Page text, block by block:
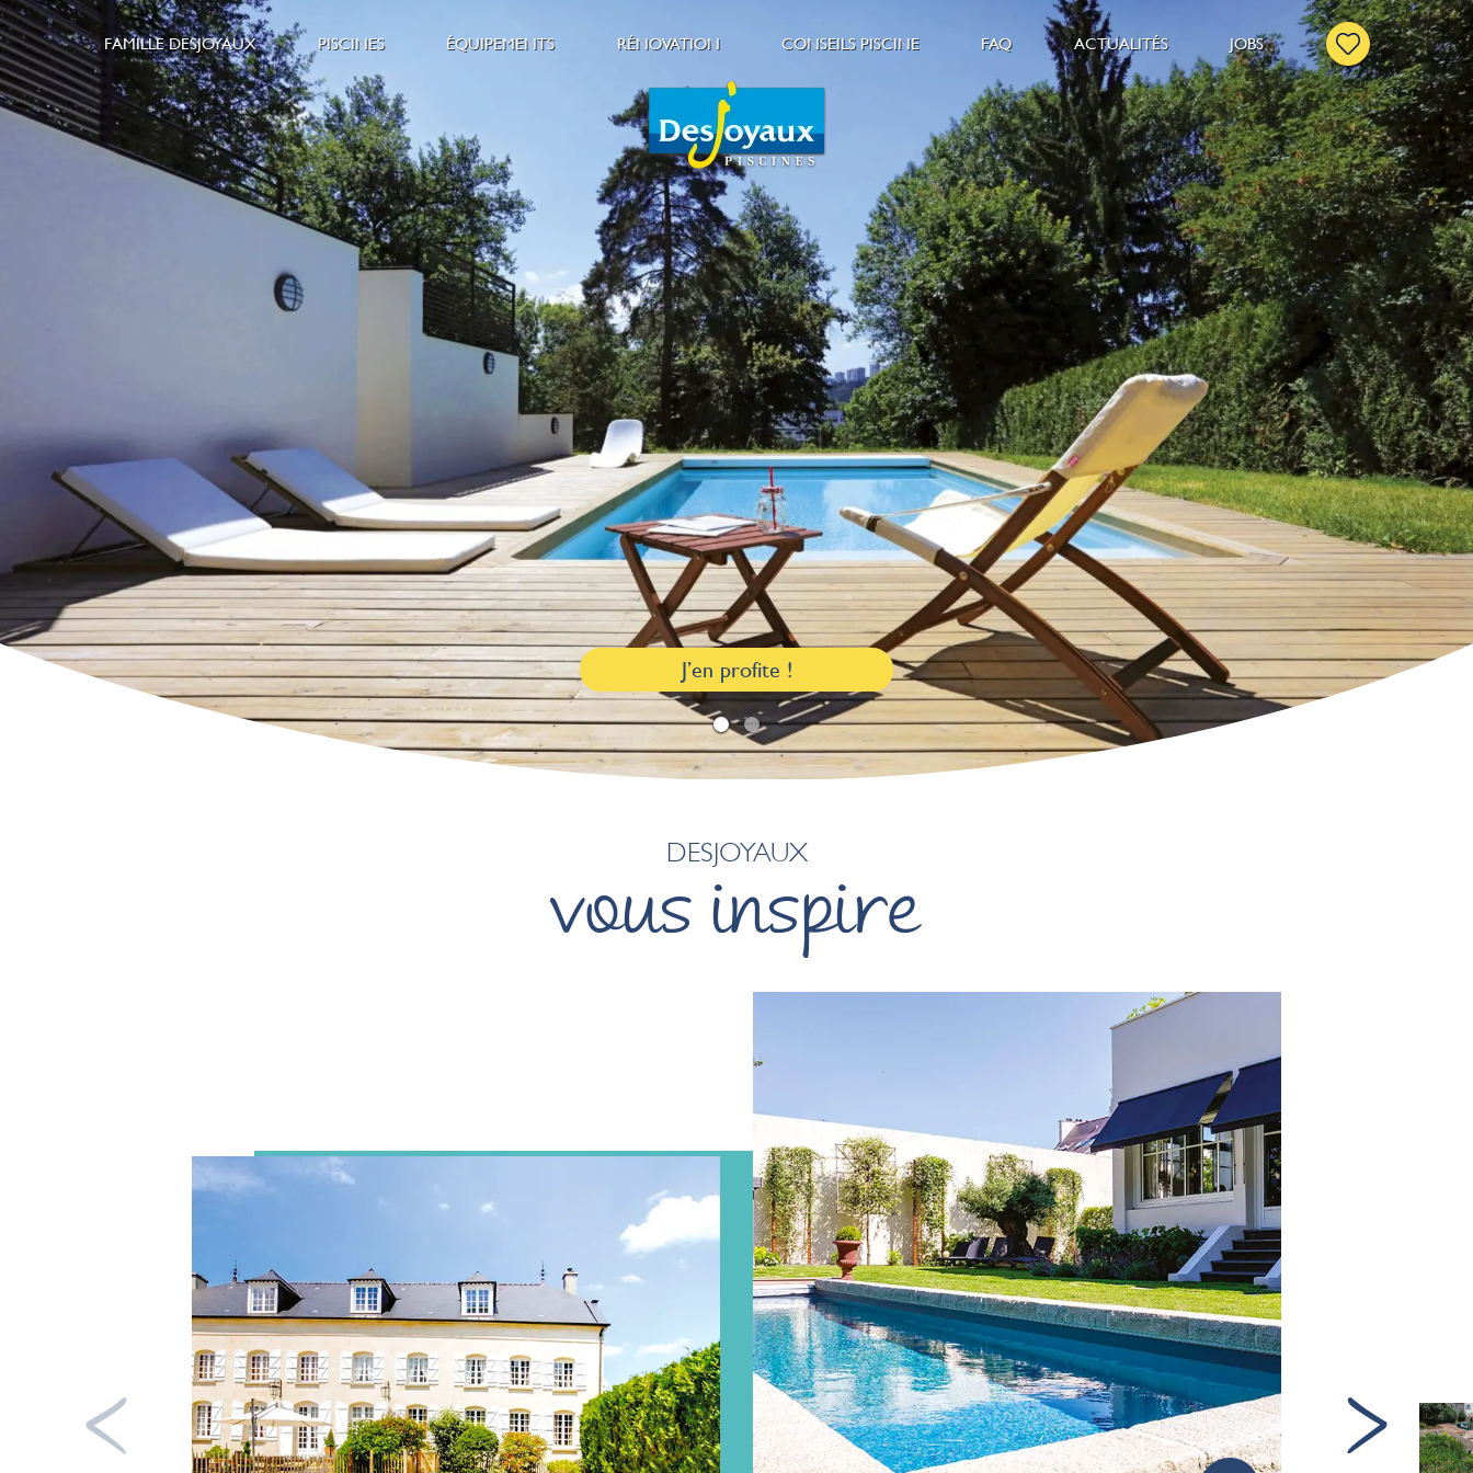
FAMILLE DESJOYAUX
L’esprit Desjoyaux
Pourquoi choisir Desjoyaux
PISCINES
Piscines extérieures
Piscines intérieures
Nos Gammes
Construction Piscine
ÉQUIPEMENTS
Confort
Entretien
Chauffage
RÉNOVATION
Réaménager sa piscine
Fuite piscine
CONSEILS PISCINE
Aménagement paysager
Guide Piscine
Entretien & Nettoyage
Bien-être
FAQ ACTUALITÉS JOBS
J’en profite !
2
DESJOYAUX
vous inspire
coup de coeur
J’y vais
J’ai compris